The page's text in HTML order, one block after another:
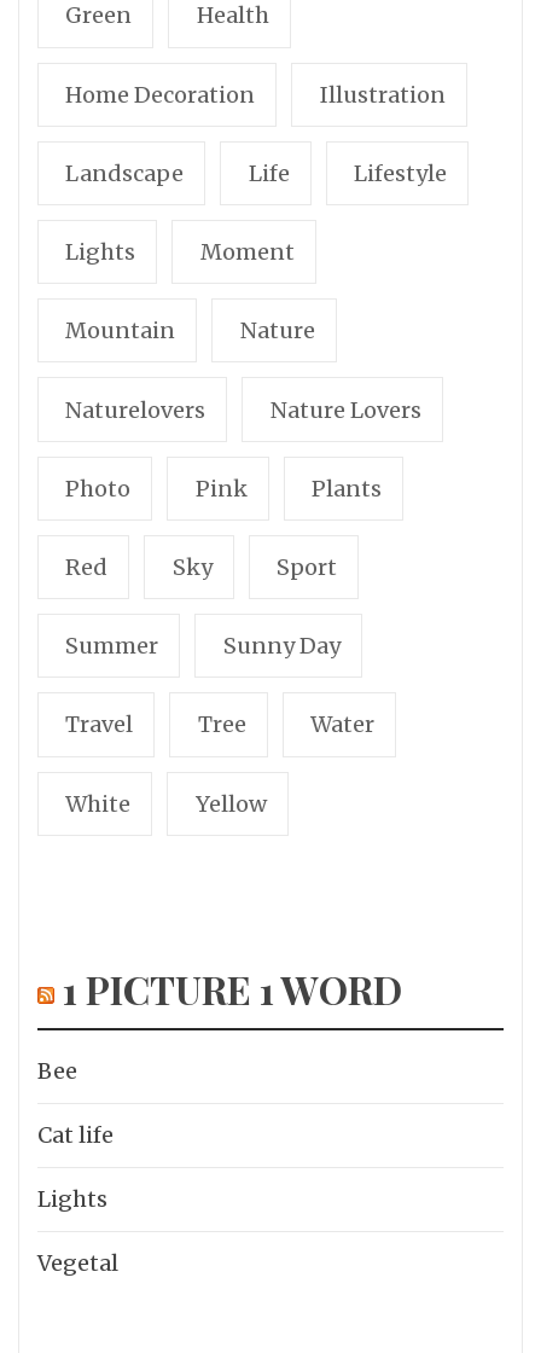
Green Health
Home Decoration Illustration
Landscape Life Lifestyle
Lights Moment
Mountain Nature
Naturelovers Nature Lovers
Photo Pink Plants
Red Sky Sport
Summer Sunny Day
Travel Tree Water
White Yellow
1 PICTURE 1 WORD
Bee
Cat life
Lights
Vegetal